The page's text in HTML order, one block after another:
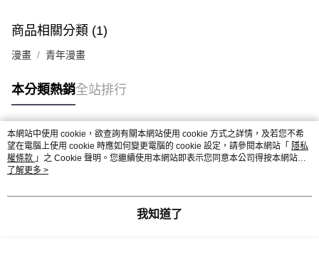
商品相關分類 (1)
漫畫 青年漫畫
本分類熱銷全站排行
熱門標籤
本網站中使用 cookie，欲查詢有關本網站使用 cookie 方式之詳情，及若您不希
望在電腦上使用 cookie 時應如何變更電腦的 cookie 設定，請參閱本網站「 隱私
權條款 」之 Cookie 聲明。您繼續使用本網站即表示您同意本公司得按本網站使
用條款之 Cookie 聲明使用 cookie。
了解更多 >
我知道了